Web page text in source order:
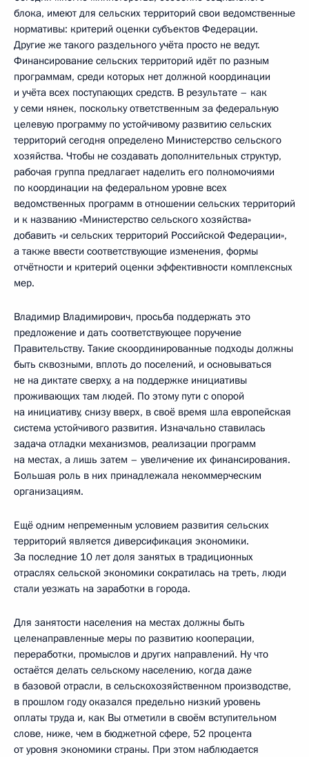
блока, имеют для сельских территорий свои ведомственные
нормативы: критерий оценки субъектов Федерации.
Другие же такого раздельного учёта просто не ведут.
Финансирование сельских территорий идёт по разным
программам, среди которых нет должной координации
и учёта всех поступающих средств. В результате – как
у семи нянек, поскольку ответственным за федеральную
целевую программу по устойчивому развитию сельских
территорий сегодня определено Министерство сельского
хозяйства. Чтобы не создавать дополнительных структур,
рабочая группа предлагает наделить его полномочиями
по координации на федеральном уровне всех
ведомственных программ в отношении сельских территорий
и к названию «Министерство сельского хозяйства»
добавить «и сельских территорий Российской Федерации»,
а также ввести соответствующие изменения, формы
отчётности и критерий оценки эффективности комплексных
мер.
Владимир Владимирович, просьба поддержать это
предложение и дать соответствующее поручение
Правительству. Такие скоординированные подходы должны
быть сквозными, вплоть до поселений, и основываться
не на диктате сверху, а на поддержке инициативы
проживающих там людей. По этому пути с опорой
на инициативу, снизу вверх, в своё время шла европейская
система устойчивого развития. Изначально ставилась
задача отладки механизмов, реализации программ
на местах, а лишь затем – увеличение их финансирования.
Большая роль в них принадлежала некоммерческим
организациям.
Ещё одним непременным условием развития сельских
территорий является диверсификация экономики.
За последние 10 лет доля занятых в традиционных
отраслях сельской экономики сократилась на треть, люди
стали уезжать на заработки в города.
Для занятости населения на местах должны быть
целенаправленные меры по развитию кооперации,
переработки, промыслов и других направлений. Ну что
остаётся делать сельскому населению, когда даже
в базовой отрасли, в сельскохозяйственном производстве,
в прошлом году оказался предельно низкий уровень
оплаты труда и, как Вы отметили в своём вступительном
слове, ниже, чем в бюджетной сфере, 52 процента
от уровня экономики страны. При этом наблюдается